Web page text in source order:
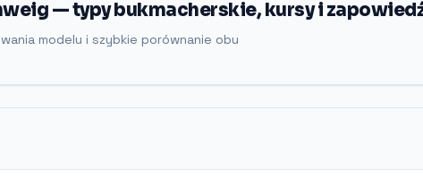
— typy bukmacherskie, kursy i
modelu i szybkie porównanie obu